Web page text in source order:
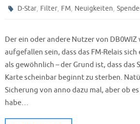
D-Star, Filter, FM, Neuigkeiten,
Der ein oder andere Nutzer von
aufgefallen sein, dass das FM-Relais
als gewöhnlich – der Grund ist, dass das
Karte scheinbar beginnt zu sterben.
Sicherung von anno dazu mal, aber ob
habe…